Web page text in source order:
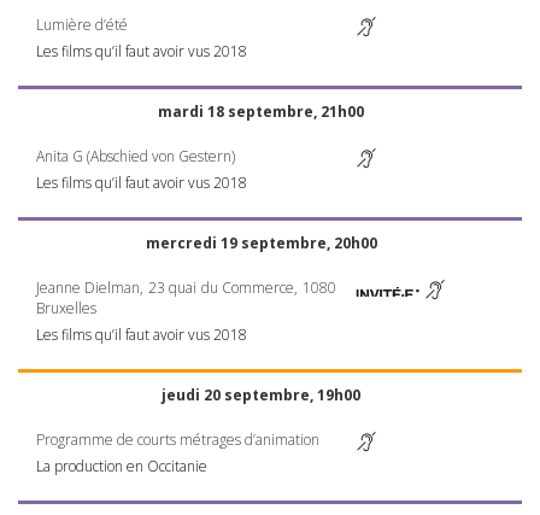
Lumière d’été
Les films qu’il faut avoir vus 2018
mardi 18 septembre, 21h00
Anita G (Abschied von Gestern)
Les films qu’il faut avoir vus 2018
mercredi 19 septembre, 20h00
Jeanne Dielman, 23 quai du Commerce, 1080
Bruxelles
Les films qu’il faut avoir vus 2018
jeudi 20 septembre, 19h00
Programme de courts métrages d’animation
La production en Occitanie